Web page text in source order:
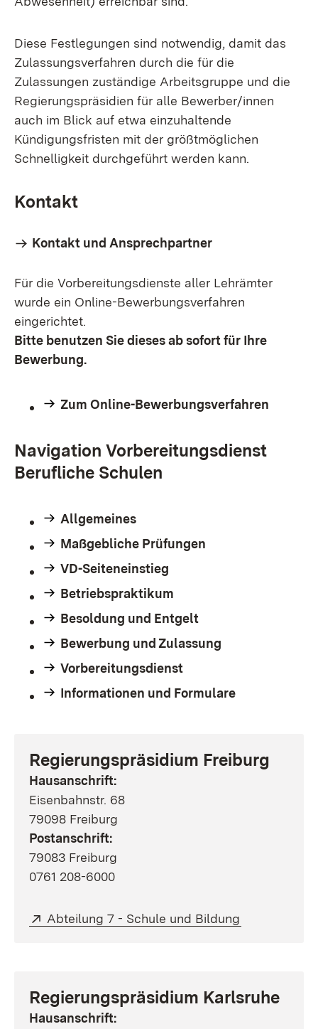
Diese Festlegungen sind notwendig, damit das
Zulassungsverfahren durch die für die
Zulassungen zuständige Arbeitsgruppe und die
Regierungspräsidien für alle Bewerber/innen
auch im Blick auf etwa einzuhaltende
Kündigungsfristen mit der größtmöglichen
Schnelligkeit durchgeführt werden kann.
Kontakt
Kontakt und Ansprechpartner
Für die Vorbereitungsdienste aller Lehrämter
wurde ein Online-Bewerbungsverfahren
eingerichtet.
Bitte benutzen Sie dieses ab sofort für Ihre
Bewerbung.
Zum Online-Bewerbungsverfahren
Navigation Vorbereitungsdienst
Berufliche Schulen
Allgemeines
Maßgebliche Prüfungen
VD-Seiteneinstieg
Betriebspraktikum
Besoldung und Entgelt
Bewerbung und Zulassung
Vorbereitungsdienst
Informationen und Formulare
Regierungspräsidium Freiburg
Hausanschrift:
Eisenbahnstr. 68
79098 Freiburg
Postanschrift:
79083 Freiburg
0761 208-6000
Extern:
Abteilung 7 - Schule und Bildung
Regierungspräsidium Karlsruhe
Hausanschrift: